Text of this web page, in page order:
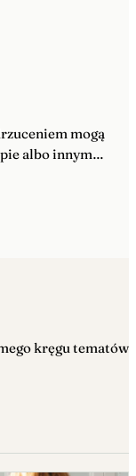
mogą
albo innymi
potrzebuje
kręgu tematów